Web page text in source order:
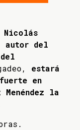
Nicolás
autor del
estará
en
la